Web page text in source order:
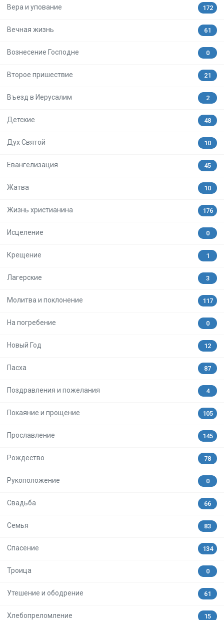
Вера и упование 172
Вечная жизнь 61
Вознесение Господне 0
Второе пришествие 21
Въезд в Иерусалим 2
Детские 48
Дух Святой 10
Евангелизация 45
Жатва 10
Жизнь христианина 176
Исцеление 0
Крещение 1
Лагерские 3
Молитва и поклонение 117
На погребение 0
Новый Год 12
Пасха 87
Поздравления и пожелания 4
Покаяние и прощение 105
Прославление 145
Рождество 78
Рукоположение 0
Свадьба 66
Семья 83
Спасение 134
Троица 0
Утешение и ободрение 61
Хлебопреломление 15